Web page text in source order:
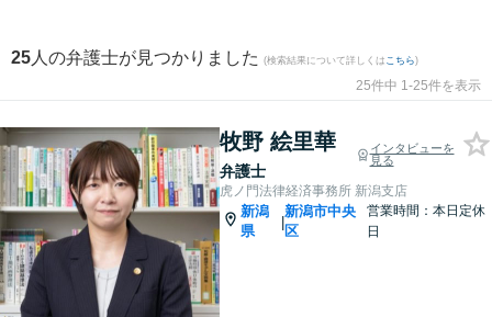
25 人の弁護士が見つかりました (検索結果について詳しくは こちら)
25件中 1-25件を表示
牧野 絵里華
弁護士
インタビューを
見る
虎ノ門法律経済事務所 新潟支店
新潟
県
|
新潟市中央
区
営業時間：本日定休
日